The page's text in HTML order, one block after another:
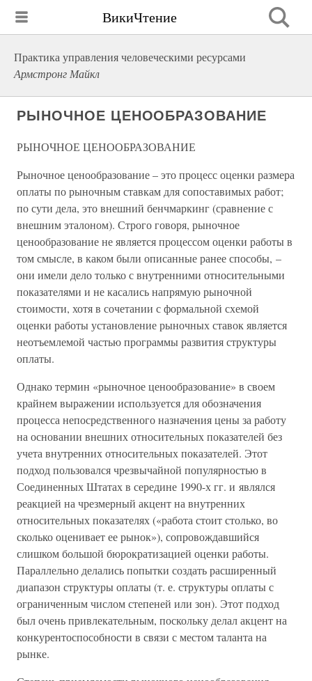
ВикиЧтение
Практика управления человеческими ресурсами
Армстронг Майкл
РЫНОЧНОЕ ЦЕНООБРАЗОВАНИЕ
РЫНОЧНОЕ ЦЕНООБРАЗОВАНИЕ
Рыночное ценообразование – это процесс оценки размера
оплаты по рыночным ставкам для сопоставимых работ;
по сути дела, это внешний бенчмаркинг (сравнение с
внешним эталоном). Строго говоря, рыночное
ценообразование не является процессом оценки работы в
том смысле, в каком были описанные ранее способы, –
они имели дело только с внутренними относительными
показателями и не касались напрямую рыночной
стоимости, хотя в сочетании с формальной схемой
оценки работы установление рыночных ставок является
неотъемлемой частью программы развития структуры
оплаты.
Однако термин «рыночное ценообразование» в своем
крайнем выражении используется для обозначения
процесса непосредственного назначения цены за работу
на основании внешних относительных показателей без
учета внутренних относительных показателей. Этот
подход пользовался чрезвычайной популярностью в
Соединенных Штатах в середине 1990-х гг. и являлся
реакцией на чрезмерный акцент на внутренних
относительных показателях («работа стоит столько, во
сколько оценивает ее рынок»), сопровождавшийся
слишком большой бюрократизацией оценки работы.
Параллельно делались попытки создать расширенный
диапазон структуры оплаты (т. е. структуры оплаты с
ограниченным числом степеней или зон). Этот подход
был очень привлекательным, поскольку делал акцент на
конкурентоспособности в связи с местом таланта на
рынке.